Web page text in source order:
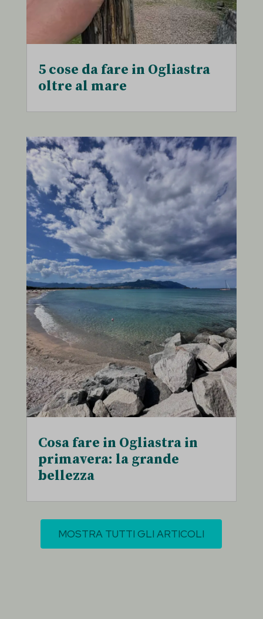
5 cose da fare in Ogliastra
oltre al mare
Cosa fare in Ogliastra in
primavera: la grande
bellezza
MOSTRA TUTTI GLI ARTICOLI